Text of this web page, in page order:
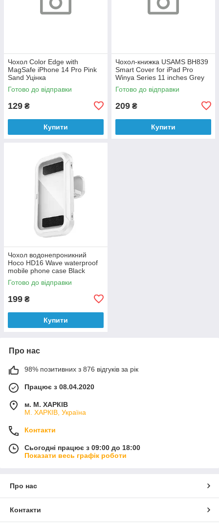
Чохол Color Edge with
MagSafe iPhone 14 Pro Pink
Sand Уцінка
Готово до відправки
129 ₴
Купити
Чохол-книжка USAMS BH839
Smart Cover for iPad Pro
Winya Series 11 inches Grey
Уцінка
Готово до відправки
209 ₴
Купити
Чохол водонепроникний
Hoco HD16 Wave waterproof
mobile phone case Black
Готово до відправки
199 ₴
Купити
Про нас
98% позитивних з 876 відгуків за рік
Працює з 08.04.2020
м. М. ХАРКІВ
М. ХАРКІВ, Україна
Контакти
Сьогодні працює з 09:00 до 18:00
Показати весь графік роботи
Про нас
Контакти